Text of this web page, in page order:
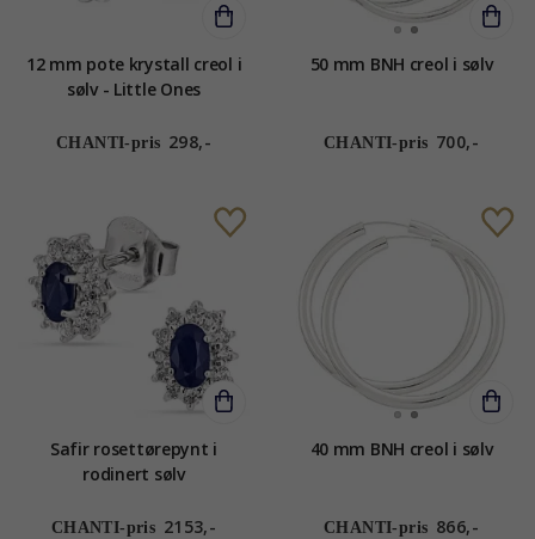
12 mm pote krystall creol i
sølv - Little Ones
CHANTI-pris 298,-
50 mm BNH creol i sølv
CHANTI-pris 700,-
Safir rosettørepynt i
rodinert sølv
CHANTI-pris 2153,-
40 mm BNH creol i sølv
CHANTI-pris 866,-